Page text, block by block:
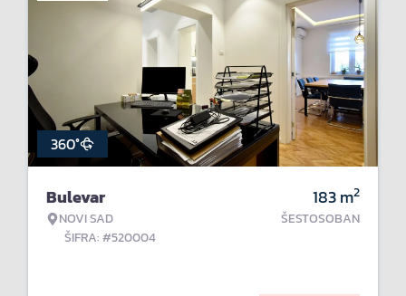
360°
Bulevar
NOVI SAD
ŠIFRA: #520004
183m2
ŠESTOSOBAN